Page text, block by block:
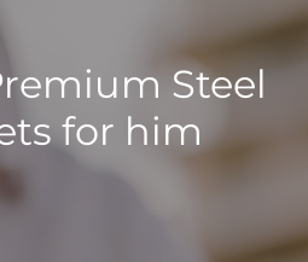
Steel
for him